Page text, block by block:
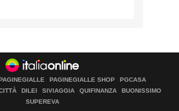
PAGINEGIALLE SHOP
PGCASA
DILEI SIVIAGGIA QUIFINANZA
BUONISSIMO
SUPEREVA